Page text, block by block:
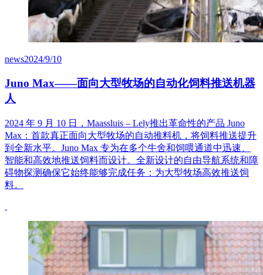
news2024/9/10
Juno Max——面向大型牧场的自动化饲料推送机器
人
2024 年 9 月 10 日，Maassluis – Lely推出革命性的产品 Juno
Max：首款真正面向大型牧场的自动推料机，将饲料推送提升
到全新水平。Juno Max 专为在多个牛舍和饲喂通道中迅速、
智能和高效地推送饲料而设计。全新设计的自由导航系统和障
碍物探测确保它始终能够完成任务：为大型牧场高效推送饲
料。